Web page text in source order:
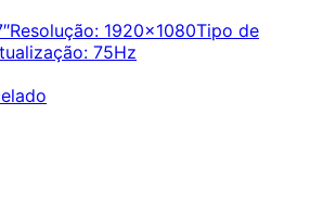
Resolução: 1920x1080Tipo de
: 75Hz